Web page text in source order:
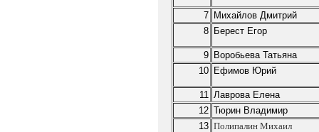
7 Михайлов Дмитрий
8 Берест Егор
9 Воробьева Татьяна
10 Ефимов Юрий
11
Лаврова Елена
12 Тюрин Владимир
13 Полипалин Михаил